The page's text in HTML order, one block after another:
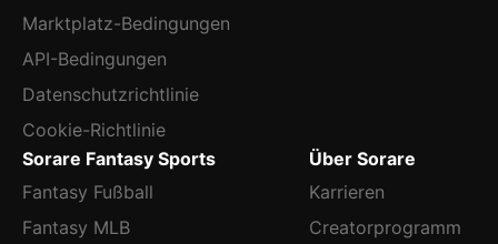
Marktplatz-Bedingungen
API-Bedingungen
Datenschutzrichtlinie
Cookie-Richtlinie
Sorare Fantasy Sports
Fantasy Fußball
Fantasy MLB
Über Sorare
Karrieren
Creatorprogramm